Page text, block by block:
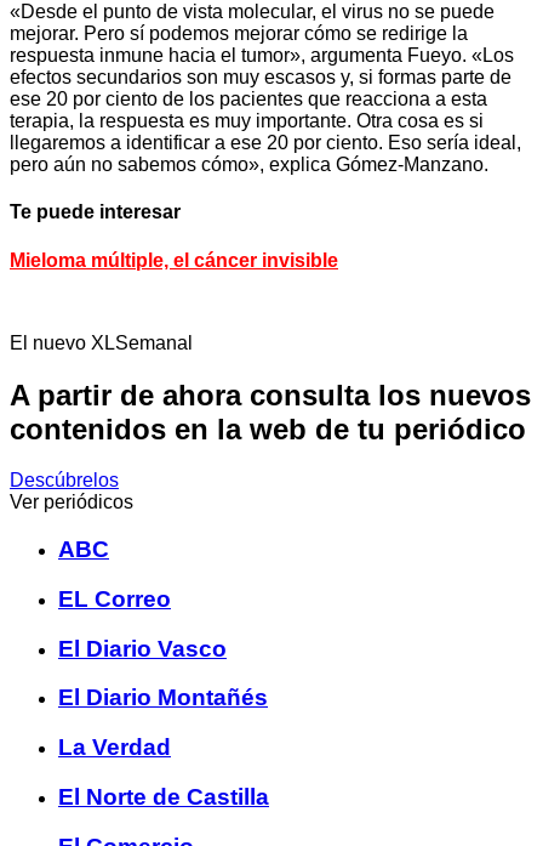
«Desde el punto de vista molecular, el virus no se puede
mejorar. Pero sí podemos mejorar cómo se redirige la
respuesta inmune hacia el tumor», argumenta Fueyo. «Los
efectos secundarios son muy escasos y, si formas parte de
ese 20 por ciento de los pacientes que reacciona a esta
terapia, la respuesta es muy importante. Otra cosa es si
llegaremos a identificar a ese 20 por ciento. Eso sería ideal,
pero aún no sabemos cómo», explica Gómez-Manzano.
Te puede interesar
Mieloma múltiple, el cáncer invisible
El nuevo XLSemanal
A partir de ahora consulta los nuevos
contenidos en la web de tu periódico
Descúbrelos
Ver periódicos
ABC
EL Correo
El Diario Vasco
El Diario Montañés
La Verdad
El Norte de Castilla